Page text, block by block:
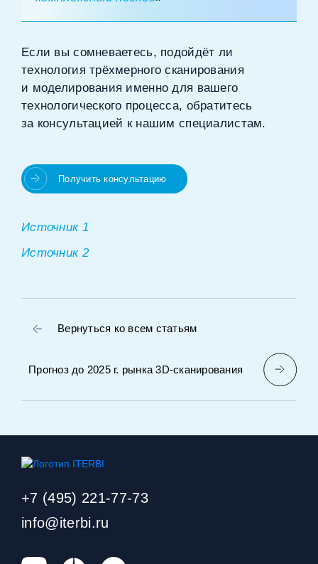
Если вы сомневаетесь, подойдёт ли
технология трёхмерного сканирования
и моделирования именно для вашего
технологического процесса, обратитесь
за консультацией к нашим специалистам.
Получить консультацию
Источник 1
Источник 2
Вернуться ко всем статьям
Прогноз до 2025 г. рынка 3D‑сканирования
+7 (495) 221-77-73
info@iterbi.ru